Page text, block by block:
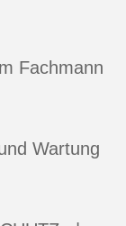
Fachmann
Wartung